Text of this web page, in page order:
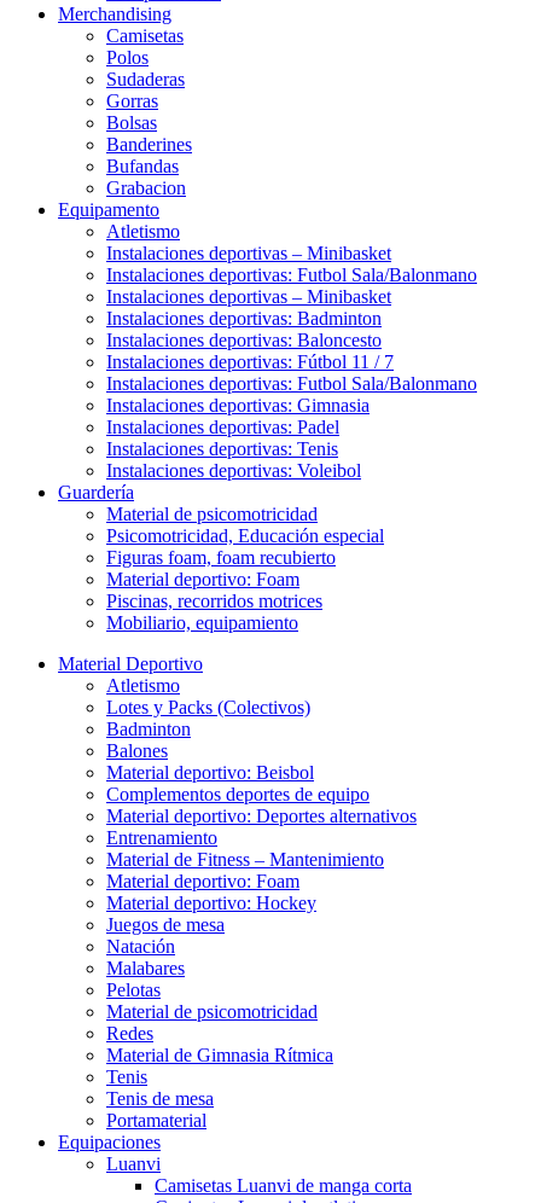
Merchandising
Camisetas
Polos
Sudaderas
Gorras
Bolsas
Banderines
Bufandas
Grabacion
Equipamento
Atletismo
Instalaciones deportivas – Minibasket
Instalaciones deportivas: Futbol Sala/Balonmano
Instalaciones deportivas – Minibasket
Instalaciones deportivas: Badminton
Instalaciones deportivas: Baloncesto
Instalaciones deportivas: Fútbol 11 / 7
Instalaciones deportivas: Futbol Sala/Balonmano
Instalaciones deportivas: Gimnasia
Instalaciones deportivas: Padel
Instalaciones deportivas: Tenis
Instalaciones deportivas: Voleibol
Guardería
Material de psicomotricidad
Psicomotricidad, Educación especial
Figuras foam, foam recubierto
Material deportivo: Foam
Piscinas, recorridos motrices
Mobiliario, equipamiento
Material Deportivo
Atletismo
Lotes y Packs (Colectivos)
Badminton
Balones
Material deportivo: Beisbol
Complementos deportes de equipo
Material deportivo: Deportes alternativos
Entrenamiento
Material de Fitness – Mantenimiento
Material deportivo: Foam
Material deportivo: Hockey
Juegos de mesa
Natación
Malabares
Pelotas
Material de psicomotricidad
Redes
Material de Gimnasia Rítmica
Tenis
Tenis de mesa
Portamaterial
Equipaciones
Luanvi
Camisetas Luanvi de manga corta